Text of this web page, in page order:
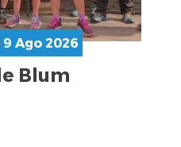
9 Ago 2026
Blum